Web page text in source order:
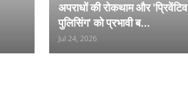
अपराधों की रोकथाम और 'प्रिवेंटिव
पुलिसिंग' को प्रभावी ब...
Jul 24, 2026